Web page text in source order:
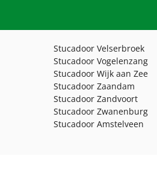
Stucadoor Velserbroek
Stucadoor Vogelenzang
Stucadoor Wijk aan Zee
Stucadoor Zaandam
Stucadoor Zandvoort
Stucadoor Zwanenburg
Stucadoor Amstelveen